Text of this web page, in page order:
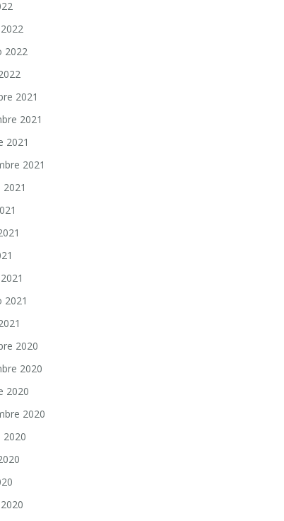
2022
2021
2021
2021
2021
2021
2020
2020
2020
2020
2020